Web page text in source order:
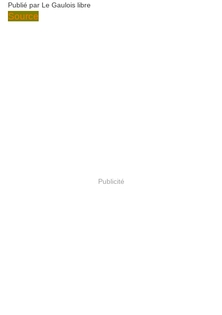
Publié par Le Gaulois libre
Source
Publicité